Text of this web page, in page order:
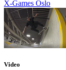
X-Games Oslo
Video